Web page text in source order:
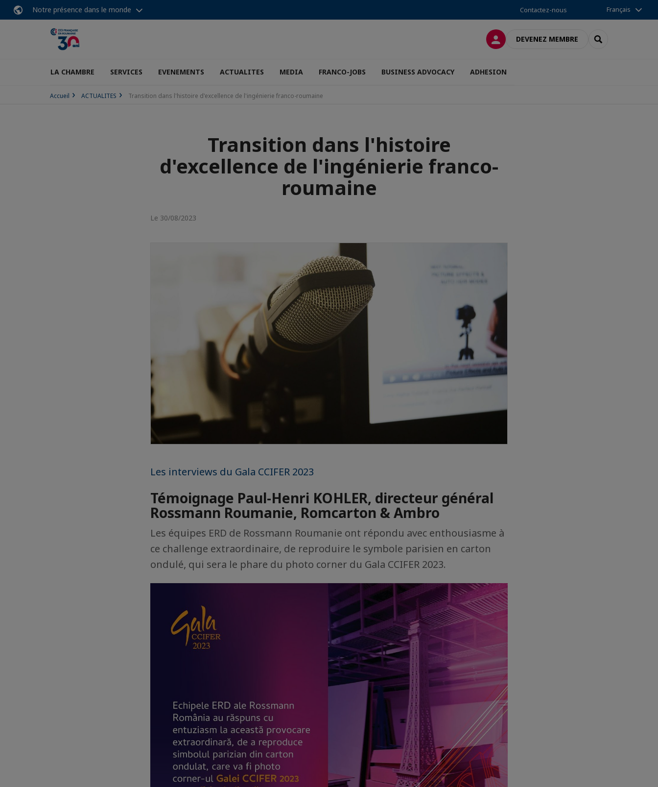
Notre présence dans le monde Contactez-nous Français
CONNEXIONDEVENEZ MEMBRE RECHERCHER
LA CHAMBRE SERVICES EVENEMENTS ACTUALITES MEDIA FRANCO-JOBS BUSINESS ADVOCACY ADHESION
Accueil ACTUALITES Transition dans l'histoire d'excellence de l'ingénierie franco-roumaine
Transition dans l'histoire
d'excellence de l'ingénierie franco-
roumaine
Le 30/08/2023
Les interviews du Gala CCIFER 2023
Témoignage Paul-Henri KOHLER, directeur général
Rossmann Roumanie, Romcarton & Ambro
Les équipes ERD de Rossmann Roumanie ont répondu avec enthousiasme à
ce challenge extraordinaire, de reproduire le symbole parisien en carton
ondulé, qui sera le phare du photo corner du Gala CCIFER 2023.